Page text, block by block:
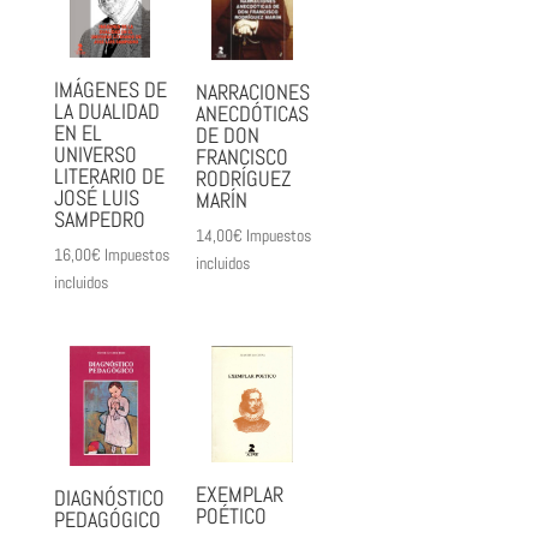
IMÁGENES DE
LA DUALIDAD
EN EL
UNIVERSO
LITERARIO DE
JOSÉ LUIS
SAMPEDRO
16,00€ Impuestos
incluidos
NARRACIONES
ANECDÓTICAS
DE DON
FRANCISCO
RODRÍGUEZ
MARÍN
14,00€ Impuestos
incluidos
DIAGNÓSTICO
PEDAGÓGICO
EXEMPLAR
POÉTICO